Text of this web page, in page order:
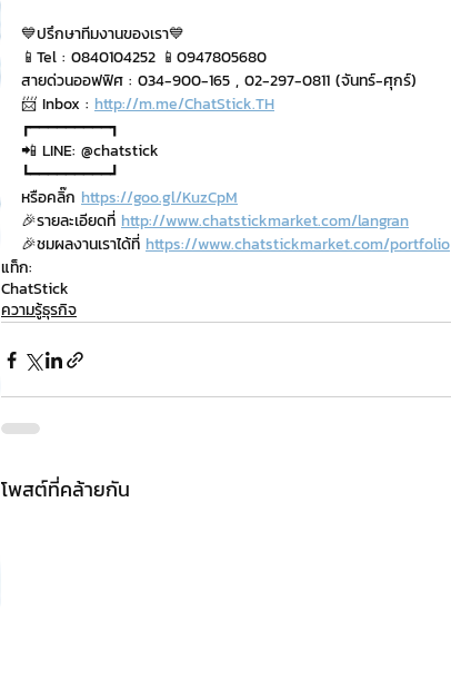
💙ปรึกษาทีมงานของเรา💙
📱Tel : 0840104252 📱0947805680
สายด่วนออฟฟิศ : 034-900-165 , 02-297-0811 (จันทร์-ศุกร์)
📨 Inbox : http://m.me/ChatStick.TH
┏━━━━━━━━━┓
📲 LINE: @chatstick
┗━━━━━━━━━┛
หรือคลิ๊ก https://goo.gl/KuzCpM
🎉รายละเอียดที่ http://www.chatstickmarket.com/langran
🎉ชมผลงานเราได้ที่ https://www.chatstickmarket.com/portfolio
แท็ก:
ChatStick
ความรู้ธุรกิจ
โพสต์ที่คล้ายกัน